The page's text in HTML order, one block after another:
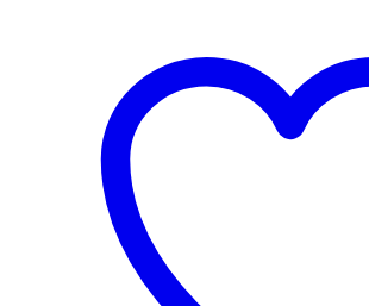
variantes.
Las
opciones
se
pueden
elegir
en
página
de
producto